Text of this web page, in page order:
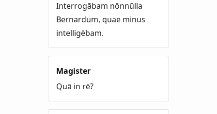
Interrogābam nōnnūlla
Bernardum, quae minus
intelligēbam.
Magister
Quā in rē?